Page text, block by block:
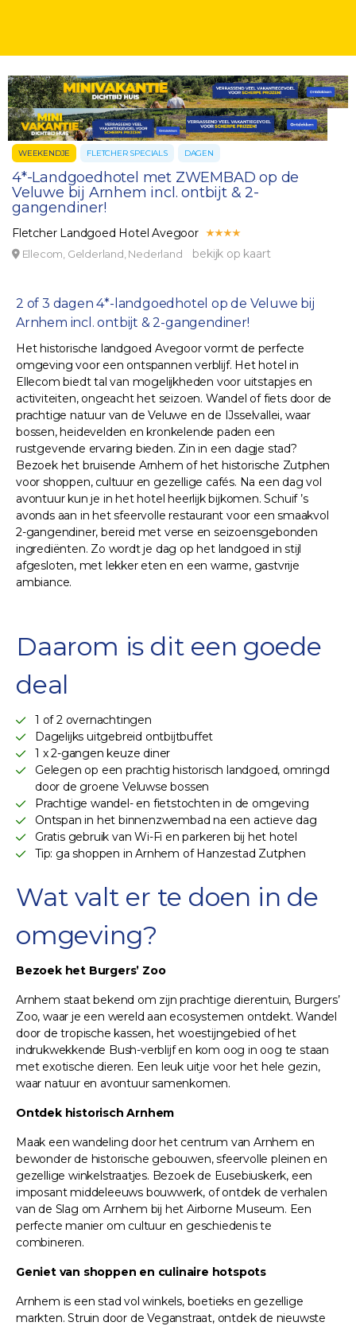
WEEKENDJE FLETCHER SPECIALS DAGEN
4*-Landgoedhotel met ZWEMBAD op de
Veluwe bij Arnhem incl. ontbijt & 2-
gangendiner!
Fletcher Landgoed Hotel Avegoor
Ellecom, Gelderland, Nederland bekijk op kaart
2 of 3 dagen 4*-landgoedhotel op de Veluwe bij
Arnhem incl. ontbijt & 2-gangendiner!
Het historische landgoed Avegoor vormt de perfecte
omgeving voor een ontspannen verblijf. Het hotel in
Ellecom biedt tal van mogelijkheden voor uitstapjes en
activiteiten, ongeacht het seizoen. Wandel of fiets door de
prachtige natuur van de Veluwe en de IJsselvallei, waar
bossen, heidevelden en kronkelende paden een
rustgevende ervaring bieden. Zin in een dagje stad?
Bezoek het bruisende Arnhem of het historische Zutphen
voor shoppen, cultuur en gezellige cafés. Na een dag vol
avontuur kun je in het hotel heerlijk bijkomen. Schuif ’s
avonds aan in het sfeervolle restaurant voor een smaakvol
2-gangendiner, bereid met verse en seizoensgebonden
ingrediënten. Zo wordt je dag op het landgoed in stijl
afgesloten, met lekker eten en een warme, gastvrije
ambiance.
Daarom is dit een goede
deal
1 of 2 overnachtingen
Dagelijks uitgebreid ontbijtbuffet
1 x 2-gangen keuze diner
Gelegen op een prachtig historisch landgoed, omringd
door de groene Veluwse bossen
Prachtige wandel- en fietstochten in de omgeving
Ontspan in het binnenzwembad na een actieve dag
Gratis gebruik van Wi-Fi en parkeren bij het hotel
Tip: ga shoppen in Arnhem of Hanzestad Zutphen
Wat valt er te doen in de
omgeving?
Bezoek het Burgers’ Zoo
Arnhem staat bekend om zijn prachtige dierentuin, Burgers’
Zoo, waar je een wereld aan ecosystemen ontdekt. Wandel
door de tropische kassen, het woestijngebied of het
indrukwekkende Bush-verblijf en kom oog in oog te staan
met exotische dieren. Een leuk uitje voor het hele gezin,
waar natuur en avontuur samenkomen.
Ontdek historisch Arnhem
Maak een wandeling door het centrum van Arnhem en
bewonder de historische gebouwen, sfeervolle pleinen en
gezellige winkelstraatjes. Bezoek de Eusebiuskerk, een
imposant middeleeuws bouwwerk, of ontdek de verhalen
van de Slag om Arnhem bij het Airborne Museum. Een
perfecte manier om cultuur en geschiedenis te
combineren.
Geniet van shoppen en culinaire hotspots
Arnhem is een stad vol winkels, boetieks en gezellige
markten. Struin door de Veganstraat, ontdek de nieuwste